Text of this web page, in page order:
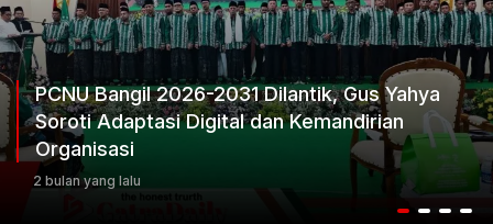
PCNU Bangil 2026-2031 Dilantik, Gus Yahya
Soroti Adaptasi Digital dan Kemandirian
Organisasi
2 bulan yang lalu